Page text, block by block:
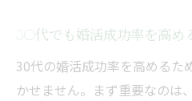
30代でも婚活成功率を高め
30代の婚活成功率を高めるた
かせません。まず重要なのは